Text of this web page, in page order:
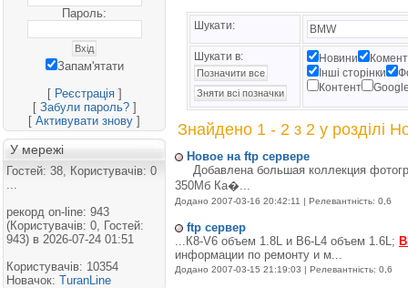
Пароль:
Запам'ятати
[ Реєстрація]
[ Забули пароль?]
[ Активувати знову ]
У мережі
Гостей: 38, Користувачів: 0
...
рекорд on-line: 943
(Користувачів: 0, Гостей:
943) в 2026-07-24 01:51
Користувачів: 10354
Новачок: TuranLine
Шукати:
Шукати в: Новини
Інші сторінки
Контент
Знайдено 1 - 2 з 2 у розділі
Новое на ftp сервере
Добавлена большая коллекция
350Мб Ка�...
Додано 2007-03-16 20:42:11 | Релевантність: 0,6
ftp сервер
...К8-V6 объем 1.8L и B6-L4 объем 1.6L;
информации по ремонту и м...
Додано 2007-03-15 21:19:03 | Релевантність: 0,6